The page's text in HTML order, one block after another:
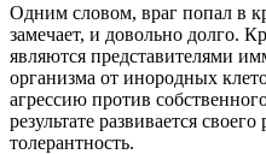
Одним словом, враг попал в
замечает, и довольно долго.
являются представителями
организма от инородных
агрессию против
результате развивается
толерантность.